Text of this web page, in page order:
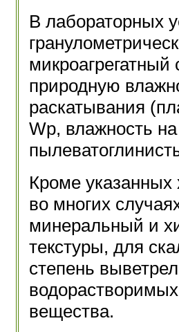
В лабораторных
природную
раскатывания
Wp, влажность
Кроме указанных
во многих
минеральный и
текстуры, для
степень
водорастворимых
вещества.